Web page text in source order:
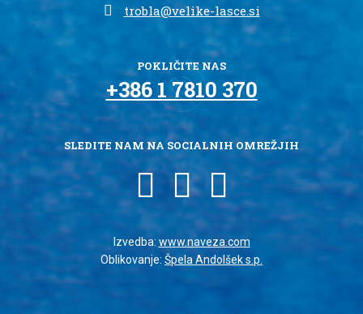
trobla@velike-lasce.si
POKLIČITE NAS
+386 1 7810 370
SLEDITE NAM NA SOCIALNIH OMREŽJIH
Izvedba: www.naveza.com
Oblikovanje: Špela Andolšek s.p.